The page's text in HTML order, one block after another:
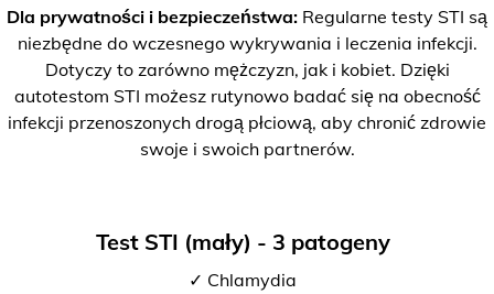
Dla prywatności i bezpieczeństwa: Regularne testy STI są
niezbędne do wczesnego wykrywania i leczenia infekcji.
Dotyczy to zarówno mężczyzn, jak i kobiet. Dzięki
autotestom STI możesz rutynowo badać się na obecność
infekcji przenoszonych drogą płciową, aby chronić zdrowie
swoje i swoich partnerów.
Test STI (mały) - 3 patogeny
✓ Chlamydia